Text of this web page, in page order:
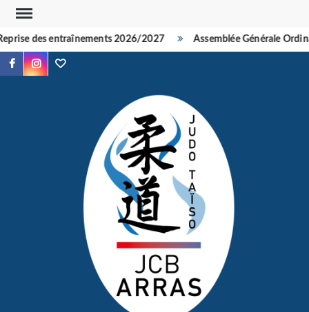
Skip
content
des entraînements 2026/2027 Assemblée Générale
FacebookInstagram
TikTok